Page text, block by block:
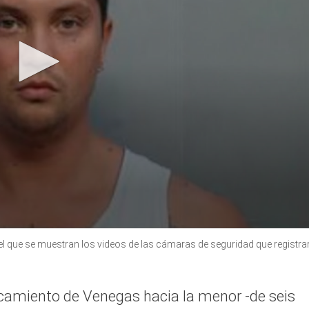
que se muestran los videos de las cámaras de seguridad que
de Venegas hacia la menor -de seis